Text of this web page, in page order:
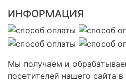
ИНФОРМАЦИЯ
Мы получаем и
посетителей нашего сайта